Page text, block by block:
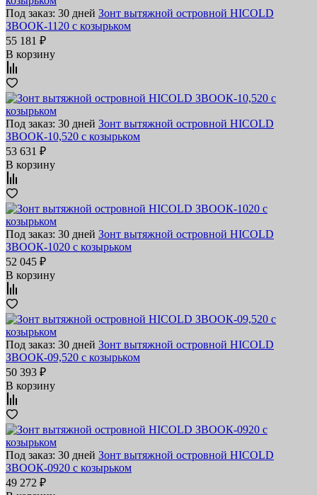
Под заказ: 30 дней Зонт вытяжной островной HICOLD
ЗВООК-1120 с козырьком
55 181 ₽
В корзину
Под заказ: 30 дней Зонт вытяжной островной HICOLD
ЗВООК-10,520 с козырьком
53 631 ₽
В корзину
Под заказ: 30 дней Зонт вытяжной островной HICOLD
ЗВООК-1020 с козырьком
52 045 ₽
В корзину
Под заказ: 30 дней Зонт вытяжной островной HICOLD
ЗВООК-09,520 с козырьком
50 393 ₽
В корзину
Под заказ: 30 дней Зонт вытяжной островной HICOLD
ЗВООК-0920 с козырьком
49 272 ₽